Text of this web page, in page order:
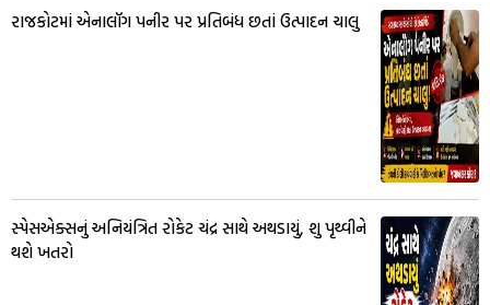
રાજકોટમાં એનાલૉગ પનીર પર પ્રતિબંધ છતાં ઉત્પાદન ચાલુ
સ્પેસએક્સનું અનિયંત્રિત રોકેટ ચંદ્ર સાથે અથડાયું, શુ પૃથ્વીને
થશે ખતરો